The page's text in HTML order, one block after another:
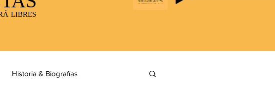
LIBRES
Historia & Biografías